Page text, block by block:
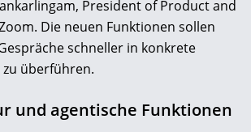
President of Product and
Die neuen Funktionen sollen
schneller in konkrete
überführen.
und agentische Funktionen